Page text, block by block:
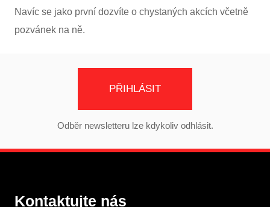
Navíc se jako první dozvíte o chystaných akcích včetně
pozvánek na ně.
PŘIHLÁSIT
Odběr newsletteru lze kdykoliv odhlásit.
Kontaktujte nás